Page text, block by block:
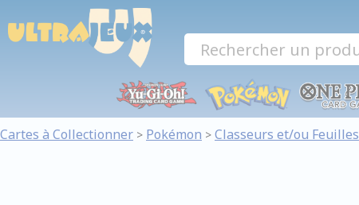
Cartes à Collectionner > Pokémon > Classeurs et/ou Feuilles
Panneau de gestion des cookies